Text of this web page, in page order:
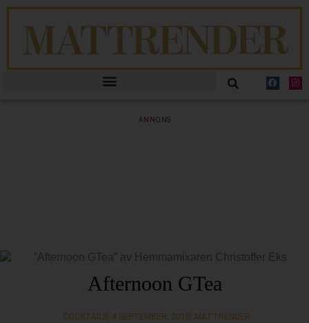
ANNONS
Afternoon GTea
COCKTAILS 4 SEPTEMBER, 2018 MATTRENDER